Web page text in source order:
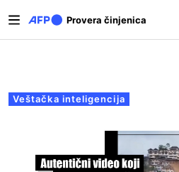
Provera činjenica
Примарни табови
Veštačka inteligencija